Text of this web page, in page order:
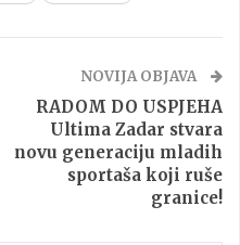
NOVIJA OBJAVA
RADOM DO USPJEHA
Ultima Zadar stvara
novu generaciju mladih
sportaša koji ruše
granice!